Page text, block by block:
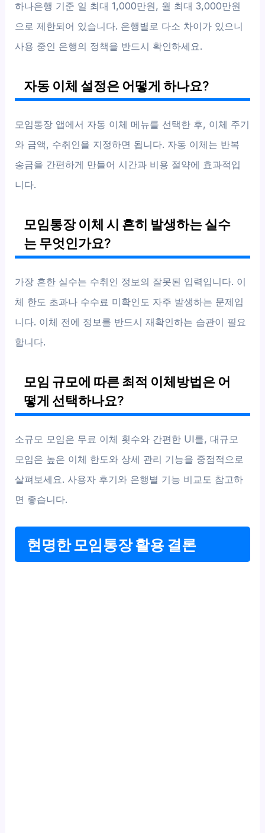
하나은행 기준 일 최대 1,000만원, 월 최대 3,000만원
으로 제한되어 있습니다. 은행별로 다소 차이가 있으니
사용 중인 은행의 정책을 반드시 확인하세요.
자동 이체 설정은 어떻게 하나요?
모임통장 앱에서 자동 이체 메뉴를 선택한 후, 이체 주기
와 금액, 수취인을 지정하면 됩니다. 자동 이체는 반복
송금을 간편하게 만들어 시간과 비용 절약에 효과적입
니다.
모임통장 이체 시 흔히 발생하는 실수
는 무엇인가요?
가장 흔한 실수는 수취인 정보의 잘못된 입력입니다. 이
체 한도 초과나 수수료 미확인도 자주 발생하는 문제입
니다. 이체 전에 정보를 반드시 재확인하는 습관이 필요
합니다.
모임 규모에 따른 최적 이체방법은 어
떻게 선택하나요?
소규모 모임은 무료 이체 횟수와 간편한 UI를, 대규모
모임은 높은 이체 한도와 상세 관리 기능을 중점적으로
살펴보세요. 사용자 후기와 은행별 기능 비교도 참고하
면 좋습니다.
현명한 모임통장 활용 결론